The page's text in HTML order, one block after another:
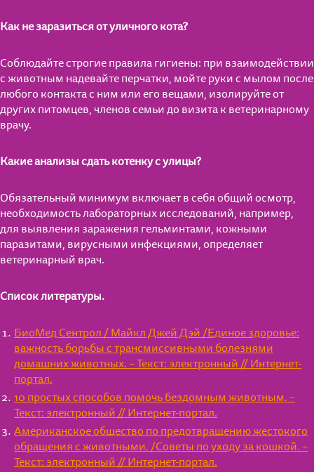
Как не заразиться от уличного кота?
Соблюдайте строгие правила гигиены: при взаимодействии
с животным надевайте перчатки, мойте руки с мылом после
любого контакта с ним или его вещами, изолируйте от
других питомцев, членов семьи до визита к ветеринарному
врачу.
Какие анализы сдать котенку с улицы?
Обязательный минимум включает в себя общий осмотр,
необходимость лабораторных исследований, например,
для выявления заражения гельминтами, кожными
паразитами, вирусными инфекциями, определяет
ветеринарный врач.
Список литературы.
БиоМед Сентрол / Майкл Джей Дэй /Единое здоровье:
важность борьбы с трансмиссивными болезнями
домашних животных. – Текст: электронный // Интернет-
портал.
10 простых способов помочь бездомным животным. –
Текст: электронный // Интернет-портал.
Американское общество по предотвращению жестокого
обращения с животными. /Советы по уходу за кошкой. –
Текст: электронный // Интернет-портал.